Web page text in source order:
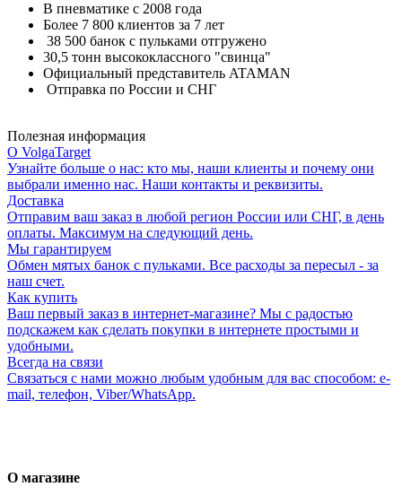
В пневматике с 2008 года
Более 7 800 клиентов за 7 лет
38 500 банок с пульками отгружено
30,5 тонн высококлассного "свинца"
Официальный представитель ATAMAN
Отправка по России и СНГ
Полезная информация
О VolgaTarget
Узнайте больше о нас: кто мы, наши клиенты и почему они
выбрали именно нас. Наши контакты и реквизиты.
Доставка
Отправим ваш заказ в любой регион России или СНГ, в день
оплаты. Максимум на следующий день.
Мы гарантируем
Обмен мятых банок с пульками. Все расходы за пересыл - за
наш счет.
Как купить
Ваш первый заказ в интернет-магазине? Мы с радостью
подскажем как сделать покупки в интернете простыми и
удобными.
Всегда на связи
Связаться с нами можно любым удобным для вас способом: e-
mail, телефон, Viber/WhatsApp.
О магазине